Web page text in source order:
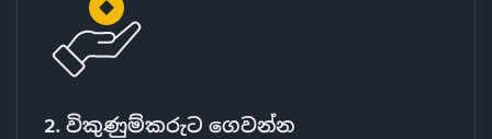
2. විකුණුම්කරුට ගෙවන්න